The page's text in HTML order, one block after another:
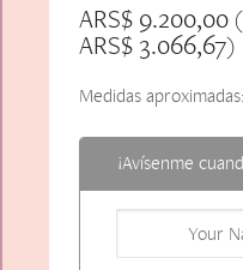
ARS$9.200,00
ARS$3.066,67)
Medidas
¡Avísenme